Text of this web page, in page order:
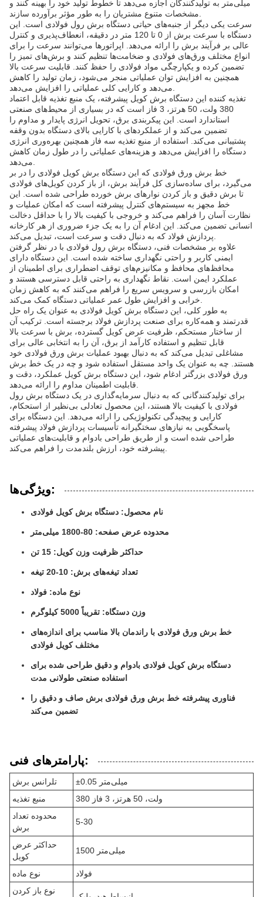
میلی‌متر به تولیدکنندگان اجازه می‌دهد تا خطوط تولید خود را بهینه کنند و
سرعت یکی دیگر از جنبه‌های حیاتی دستگاه برش رول فولادی است. این
دستگاه با سرعت برش از 0 تا 120 متر در دقیقه، انعطاف‌پذیری و کنترل
عالی بر فرآیند برش را ارائه می‌دهد. اپراتورها می‌توانند سرعت را برای
انواع مختلف ورق‌های فولادی و ضخامت‌ها تنظیم کنند و برش‌های تمیز را
تضمین کرده و یکپارچگی مواد فولادی را حفظ کنند. قابلیت سرعت بالا
همچنین به افزایش توان عملیاتی منجر می‌شود، زمان تولید را کاهش
تغذیه کننده این دستگاه برش کویل پیشرفته، یک منبع تغذیه قابل اعتماد
380 ولت، 50 هرتز، 3 فاز است که در بسیاری از محیط‌های صنعتی
استاندارد است. این پیکربندی برق، تحویل انرژی پایدار و مداوم را
تضمین می‌کند و از عملکردهای با کارایی بالای دستگاه بدون وقفه
پشتیبانی می‌کند. استفاده از منبع تغذیه سه فاز همچنین بهره‌وری انرژی
دستگاه را افزایش می‌دهد و هزینه‌های عملیاتی را در طول زمان کاهش
خط برش ورق فولادی که این دستگاه برش کویل فولادی را در بر
می‌گیرد، برای ساده‌سازی کل فرآیند برش، از باز کردن کویل‌های فولادی
تا برش دقیق و باز کردن نوارهای برش خورده طراحی شده است. این
خط مجهز به سیستم‌های کنترل پیشرفته است که امکان عملیات و
نظارت آسان را فراهم می‌کند و خروجی با کیفیت بالا را با حداقل دخالت
انسانی تضمین می‌کند. این ادغام آن را به یک جزء ضروری از هر کارخانه
علاوه بر مشخصات فنی، دستگاه برش رول فولادی با در نظر گرفتن
ایمنی کاربر و راحتی نگهداری ساخته شده است. این دستگاه دارای
محافظ‌های محافظ و مکانیزم‌های توقف اضطراری برای اطمینان از
عملکرد ایمن است. نقاط نگهداری به راحتی قابل دسترسی هستند و
امکان بازرسی و سرویس سریع را فراهم می‌کنند که به کاهش زمان
به طور کلی، این دستگاه برش کویل فولادی به عنوان یک راه حل
قدرتمند و همه‌کاره برای صنعت پردازش فولاد برجسته است. ترکیب آن
از ساختار مستحکم، ظرفیت عرض کویل گسترده، برش با سرعت بالا
قابل تنظیم و استفاده کارآمد از برق، آن را به انتخابی عالی برای
مشاغلی تبدیل می‌کند که به دنبال بهبود عملیات برش ورق فولادی خود
هستند. چه به عنوان یک واحد مستقل استفاده شود و چه در یک خط برش
ورق فولادی بزرگتر ادغام شود، این دستگاه برش کویل عملکرد، دقت و
برای تولیدکنندگانی که به دنبال سرمایه‌گذاری در یک دستگاه برش رول
فولادی با کیفیت بالا هستند، این محصول تعادلی بی‌نظیر از استحکام،
کارایی و پیچیدگی تکنولوژیکی را ارائه می‌دهد. این دستگاه برای
پاسخگویی به نیازهای سختگیرانه تأسیسات پردازش فولاد پیشرفته
طراحی شده است و از طریق طراحی بادوام و قابلیت‌های عملیاتی
ویژگی‌ها:
نام محصول: دستگاه برش کویل فولادی
محدوده عرض صفحه: 80-1800 میلی‌متر
حداکثر ظرفیت وزن کویل: 15 تن
تعداد تیغه‌های برش: 10-20 تیغه
نوع ماده: فولاد
وزن دستگاه: تقریباً 5000 کیلوگرم
خط برش ورق فولادی با راندمان بالا مناسب برای اندازه‌های
مختلف کویل فولادی
دستگاه برش کویل فولادی بادوام و دقیق طراحی شده برای
استفاده صنعتی طولانی مدت
فناوری پیشرفته خط برش ورق فولادی برش صاف و دقیق را
تضمین می‌کند
پارامترهای فنی:
تلرانس برش
±0.05 میلی‌متر
منبع تغذیه
380 ولت، 50 هرتز، 3 فاز
محدوده تعداد
برش
5-30
حداکثر عرض
کویل
1500 میلی‌متر
نوع ماده
فولاد
نوع باز کردن